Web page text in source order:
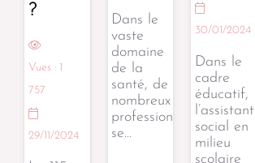
?
Vues : 1
757
29/11/2024
Dans le
vaste
domaine
de la
santé, de
nombreux
professionnels
se…
30/01/2024
Dans le
cadre
éducatif,
l’assistant
social en
milieu
scolaire